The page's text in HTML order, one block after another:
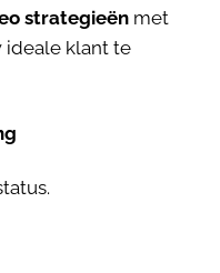
strategieën met
ideale klant te